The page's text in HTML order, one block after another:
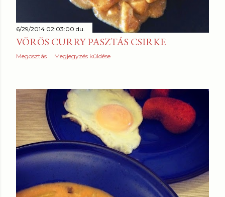
6/29/2014 02:03:00 du.
VÖRÖS CURRY PASZTÁS CSIRKE
Megosztás Megjegyzés küldése